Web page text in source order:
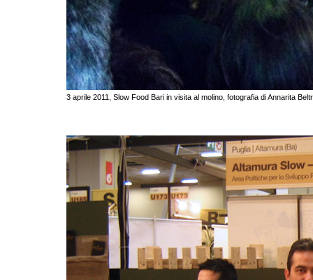
3 aprile 2011, Slow Food Bari in visita al molino, fotografia di Annarita